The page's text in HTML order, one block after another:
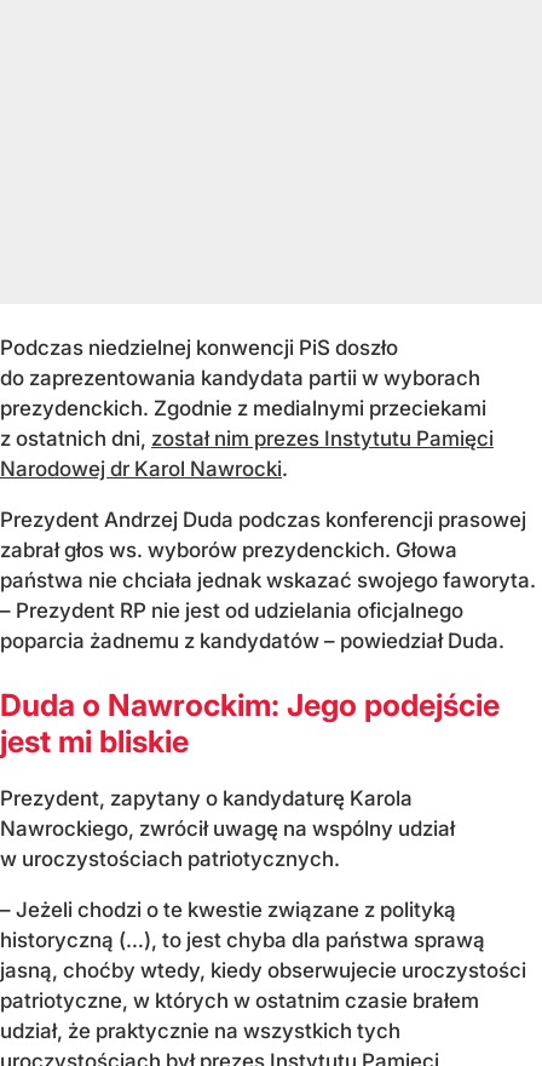
Podczas niedzielnej konwencji PiS doszło
do zaprezentowania kandydata partii w wyborach
prezydenckich. Zgodnie z medialnymi przeciekami
z ostatnich dni, został nim prezes Instytutu Pamięci
Narodowej dr Karol Nawrocki.
Prezydent Andrzej Duda podczas konferencji prasowej
zabrał głos ws. wyborów prezydenckich. Głowa
państwa nie chciała jednak wskazać swojego faworyta.
– Prezydent RP nie jest od udzielania oficjalnego
poparcia żadnemu z kandydatów – powiedział Duda.
Duda o Nawrockim: Jego podejście
jest mi bliskie
Prezydent, zapytany o kandydaturę Karola
Nawrockiego, zwrócił uwagę na wspólny udział
w uroczystościach patriotycznych.
– Jeżeli chodzi o te kwestie związane z polityką
historyczną (…), to jest chyba dla państwa sprawą
jasną, choćby wtedy, kiedy obserwujecie uroczystości
patriotyczne, w których w ostatnim czasie brałem
udział, że praktycznie na wszystkich tych
uroczystościach był prezes Instytutu Pamięci